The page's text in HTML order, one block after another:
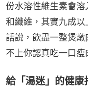
份水溶性維生素會
和纖維，其實九成
話說，飲盡一整煲
不上你認真吃一口瘦
給「湯迷」的健康